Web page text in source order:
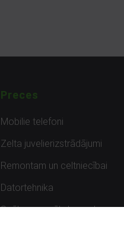
Preces
Mobilie telefoni
Zelta juvelierizstrādājumi
Remontam un celtniecībai
Datortehnika
Spēles un spēļu konsoles